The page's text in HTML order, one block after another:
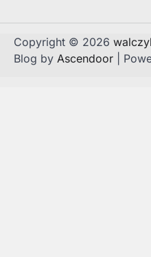
Copyright © 2026
Blog by Ascendoor |